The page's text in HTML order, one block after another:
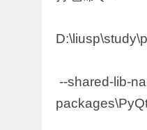
--shared-lib-